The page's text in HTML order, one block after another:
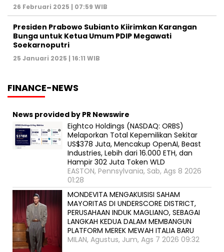
26 Februari 2025 | 07:59 WIB
Presiden Prabowo Subianto Kiirimkan Karangan
Bunga untuk Ketua Umum PDIP Megawati
Soekarnoputri
25 Januari 2025 | 16:11 WIB
FINANCE-NEWS
News provided by PR Newswire
Eightco Holdings (NASDAQ: ORBS)
Melaporkan Total Kepemilikan Sekitar
US$378 Juta, Mencakup OpenAI, Beast
Industries, Lebih dari 16.000 ETH, dan
Hampir 302 Juta Token WLD
EASTON, Pennsylvania, Sab, Ags 8 2026
01:28
MONDEVITA MENGAKUISISI SAHAM
MAYORITAS DI UNDERSCORE DISTRICT,
PERUSAHAAN INDUK MAGLIANO, SEBAGAI
LANGKAH KEDUA DALAM MEMBANGUN
PLATFORM MEREK MEWAH ITALIA BARU
MILAN, Agustus, Jum, Ags 7 2026 09:32